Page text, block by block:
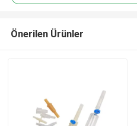
Önerilen Ürünler